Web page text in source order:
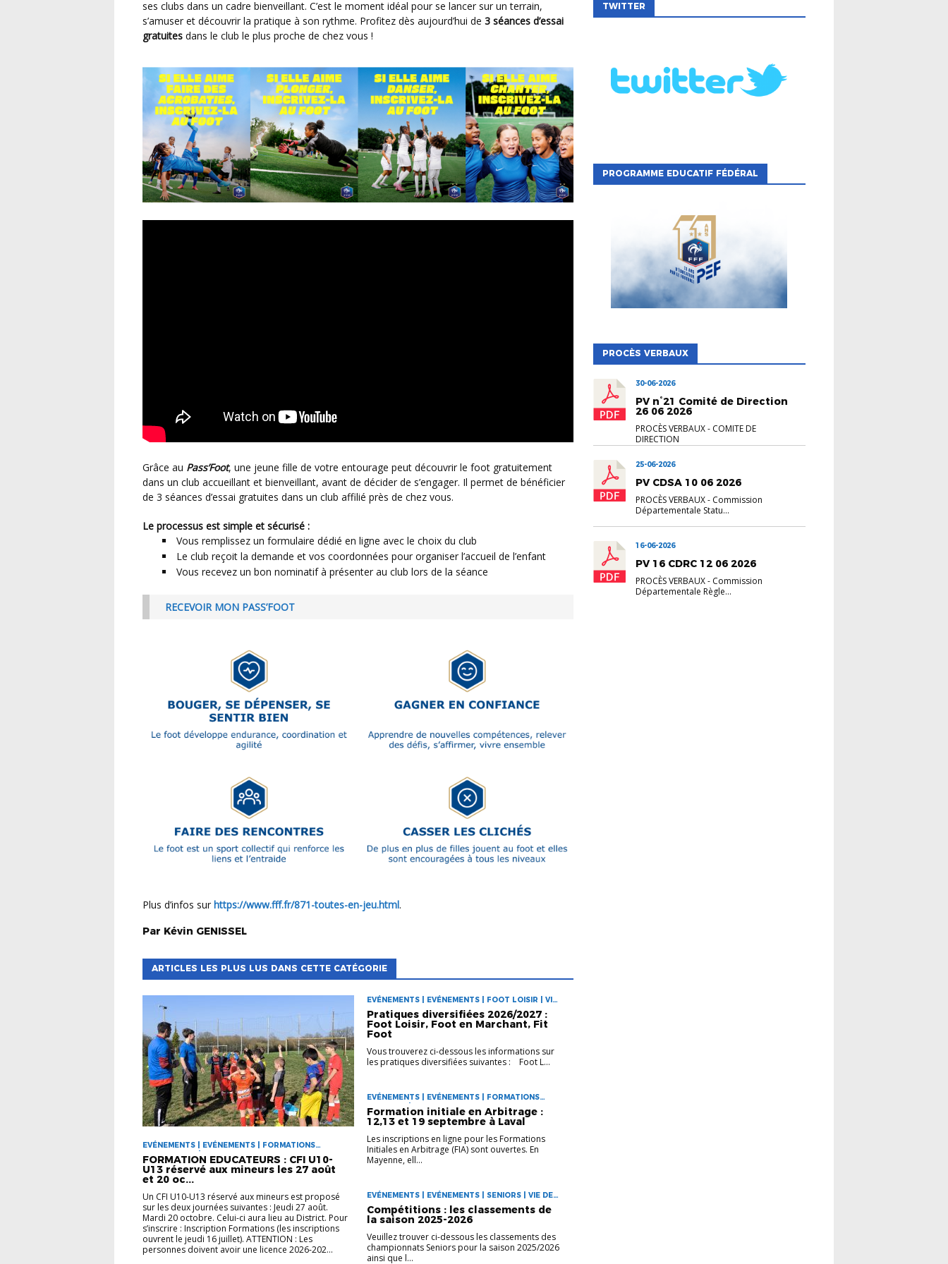
ses clubs dans un cadre bienveillant. C’est le moment idéal pour se lancer sur un terrain,
s’amuser et découvrir la pratique à son rythme. Profitez dès aujourd’hui de 3 séances d’essai
gratuites dans le club le plus proche de chez vous !
Grâce au Pass’Foot, une jeune fille de votre entourage peut découvrir le foot gratuitement
dans un club accueillant et bienveillant, avant de décider de s’engager. Il permet de bénéficier
de 3 séances d’essai gratuites dans un club affilié près de chez vous.
Le processus est simple et sécurisé :
Vous remplissez un formulaire dédié en ligne avec le choix du club
Le club reçoit la demande et vos coordonnées pour organiser l’accueil de l’enfant
Vous recevez un bon nominatif à présenter au club lors de la séance
RECEVOIR MON PASS’FOOT
Plus d’infos sur https://www.fff.fr/871-toutes-en-jeu.html.
Par Kévin GENISSEL
ARTICLES LES PLUS LUS DANS CETTE CATÉGORIE
EVÉNEMENTS | EVÉNEMENTS | FORMATIONS
EDUCATEURS | VIE DES CLUBS
FORMATION EDUCATEURS : CFI U10-
U13 réservé aux mineurs les 27 août
et 20 oc...
Un CFI U10-U13 réservé aux mineurs est proposé
sur les deux journées suivantes : Jeudi 27 août.
Mardi 20 octobre. Celui-ci aura lieu au District. Pour
s’inscrire : Inscription Formations (les inscriptions
ouvrent le jeudi 16 juillet). ATTENTION : Les
personnes doivent avoir une licence 2026-202...
EVÉNEMENTS | EVÉNEMENTS | FOOT LOISIR | VIE
DES CLUBS
Pratiques diversifiées 2026/2027 :
Foot Loisir, Foot en Marchant, Fit
Foot
Vous trouverez ci-dessous les informations sur
les pratiques diversifiées suivantes : Foot L...
EVÉNEMENTS | EVÉNEMENTS | FORMATIONS
ARBITRES | VIE DES CLUBS
Formation initiale en Arbitrage :
12,13 et 19 septembre à Laval
Les inscriptions en ligne pour les Formations
Initiales en Arbitrage (FIA) sont ouvertes. En
Mayenne, ell...
EVÉNEMENTS | EVÉNEMENTS | SENIORS | VIE DES
CLUBS
Compétitions : les classements de
la saison 2025-2026
Veuillez trouver ci-dessous les classements des
championnats Seniors pour la saison 2025/2026
ainsi que l...
TWITTER
PROGRAMME EDUCATIF FÉDÉRAL
PROCÈS VERBAUX
30-06-2026
PV n°21 Comité de Direction
26 06 2026
PROCÈS VERBAUX- COMITE DE
DIRECTION
25-06-2026
PV CDSA 10 06 2026
PROCÈS VERBAUX- Commission
Départementale Statu...
16-06-2026
PV 16 CDRC 12 06 2026
PROCÈS VERBAUX- Commission
Départementale Règle...